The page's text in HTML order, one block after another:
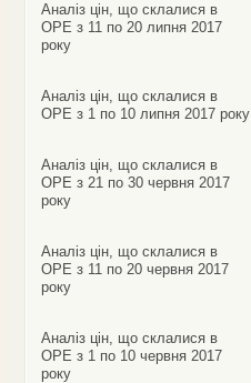
Аналіз цін, що склалися в
ОРЕ з 11 по 20 липня 2017
року
Аналіз цін, що склалися в
ОРЕ з 1 по 10 липня 2017 року
Аналіз цін, що склалися в
ОРЕ з 21 по 30 червня 2017
року
Аналіз цін, що склалися в
ОРЕ з 11 по 20 червня 2017
року
Аналіз цін, що склалися в
ОРЕ з 1 по 10 червня 2017
року